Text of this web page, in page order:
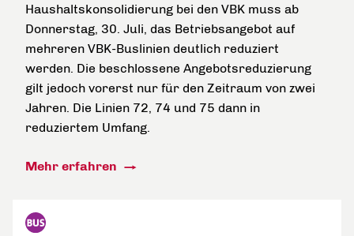
Haushaltskonsolidierung bei den VBK muss ab
Donnerstag, 30. Juli, das Betriebsangebot auf
mehreren VBK-Buslinien deutlich reduziert
werden. Die beschlossene Angebotsreduzierung
gilt jedoch vorerst nur für den Zeitraum von zwei
Jahren. Die Linien 72, 74 und 75 dann in
reduziertem Umfang.
Mehr erfahren